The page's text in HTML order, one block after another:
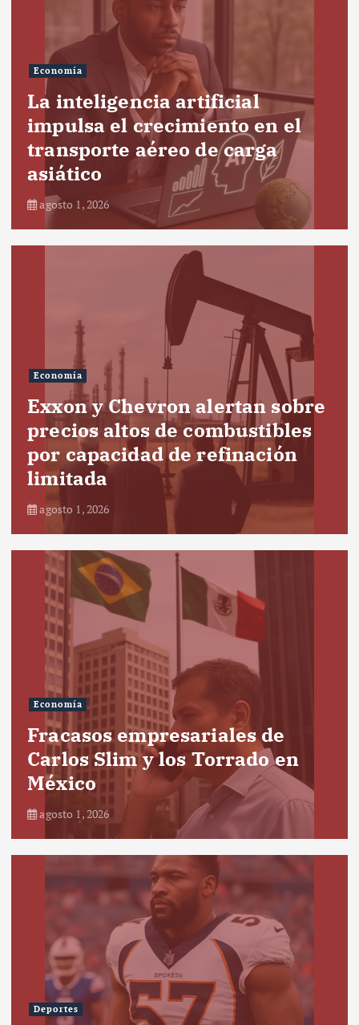
Economía
La inteligencia artificial
impulsa el crecimiento en el
transporte aéreo de carga
asiático
agosto 1, 2026
Economía
Exxon y Chevron alertan sobre
precios altos de combustibles
por capacidad de refinación
limitada
agosto 1, 2026
Economía
Fracasos empresariales de
Carlos Slim y los Torrado en
México
agosto 1, 2026
Deportes